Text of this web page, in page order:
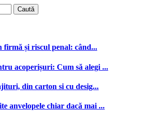
firmă și riscul penal: când...
acoperișuri: Cum să alegi ...
din carton si cu desig...
anvelopele chiar dacă mai ...